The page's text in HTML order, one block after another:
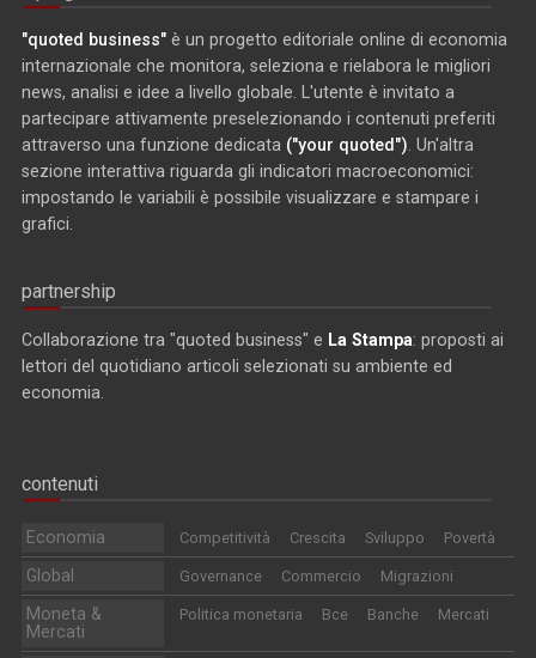
"quoted business" è un progetto editoriale online di economia
internazionale che monitora, seleziona e rielabora le migliori
news, analisi e idee a livello globale. L'utente è invitato a
partecipare attivamente preselezionando i contenuti preferiti
attraverso una funzione dedicata ("your quoted") . Un'altra
sezione interattiva riguarda gli indicatori macroeconomici:
impostando le variabili è possibile visualizzare e stampare i
grafici.
partnership
Collaborazione tra "quoted business" e La Stampa: proposti ai
lettori del quotidiano articoli selezionati su ambiente ed
economia.
contenuti
Economia Competitività Crescita Sviluppo Povertà
Global Governance Commercio Migrazioni
Moneta &
Mercati
Politica monetaria Bce Banche Mercati